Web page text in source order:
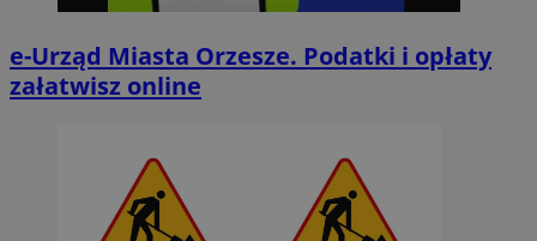
e-Urząd Miasta Orzesze. Podatki i opłaty
załatwisz online